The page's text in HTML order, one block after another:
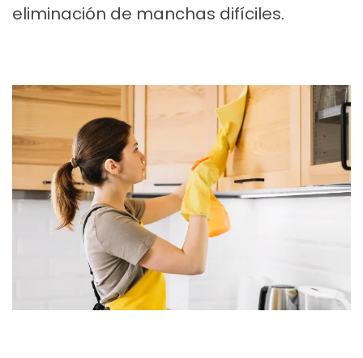
eliminación de manchas difíciles.